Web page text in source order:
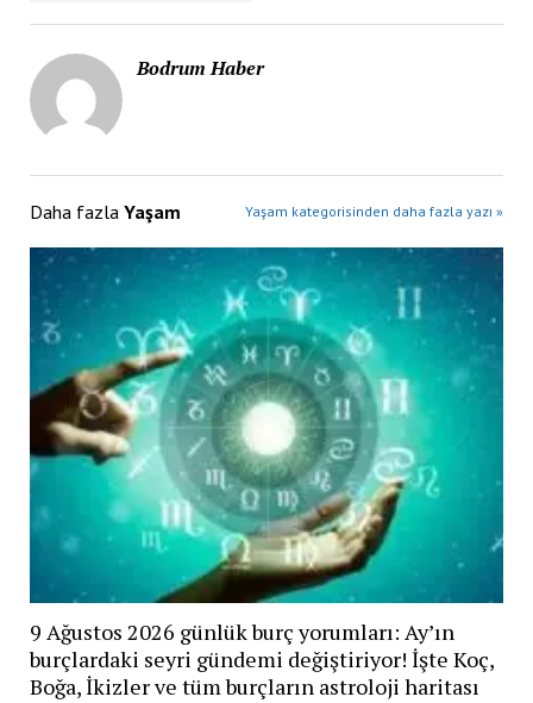
Bodrum Haber
Daha fazla Yaşam Yaşam kategorisinden daha fazla yazı »
9 Ağustos 2026 günlük burç yorumları: Ay’ın
burçlardaki seyri gündemi değiştiriyor! İşte Koç,
Boğa, İkizler ve tüm burçların astroloji haritası